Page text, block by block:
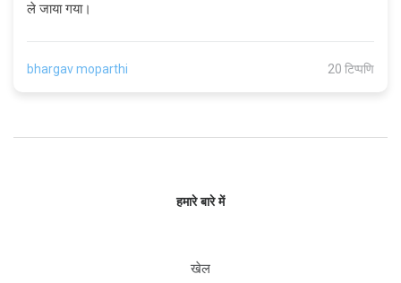
ले जाया गया।
bhargav moparthi 20 टिप्पणि
हमारे बारे में
खेल